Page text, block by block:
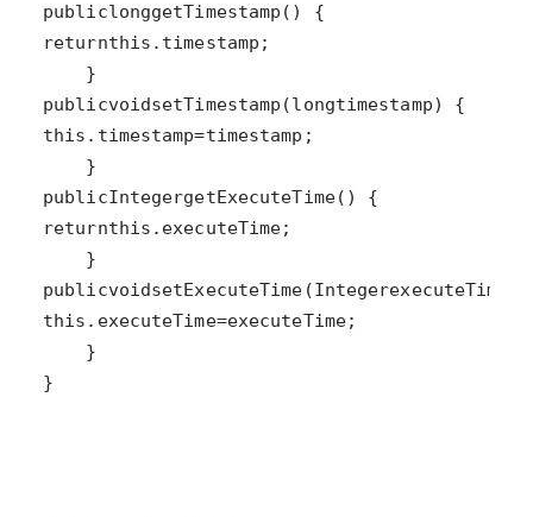
publiclonggetTimestamp
returnthis . timestamp
publicvoidsetTimestamp (longtimestamp
this . timestamp=timestamp
publicIntegergetExecuteTime
returnthis . executeTime
publicvoidsetExecuteTime (IntegerexecuteTime
this . executeTime=executeTime
}